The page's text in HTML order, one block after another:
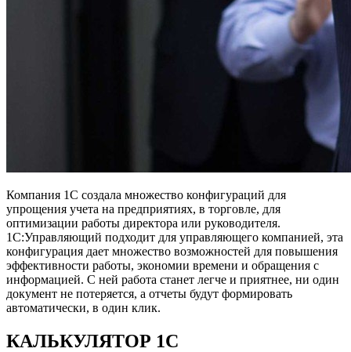
Компания 1С создала множество конфигураций для
упрощения учета на предприятиях, в торговле, для
оптимизации работы директора или руководителя.
1С:Управляющий подходит для управляющего компанией, эта
конфигурация дает множество возможностей для повышения
эффективности работы, экономии времени и обращения с
информацией. С ней работа станет легче и приятнее, ни один
документ не потеряется, а отчеты будут формировать
автоматически, в один клик.
КАЛЬКУЛЯТОР 1С